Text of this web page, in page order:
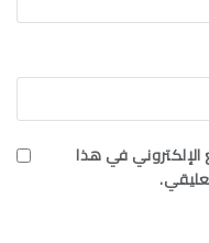
في هذا